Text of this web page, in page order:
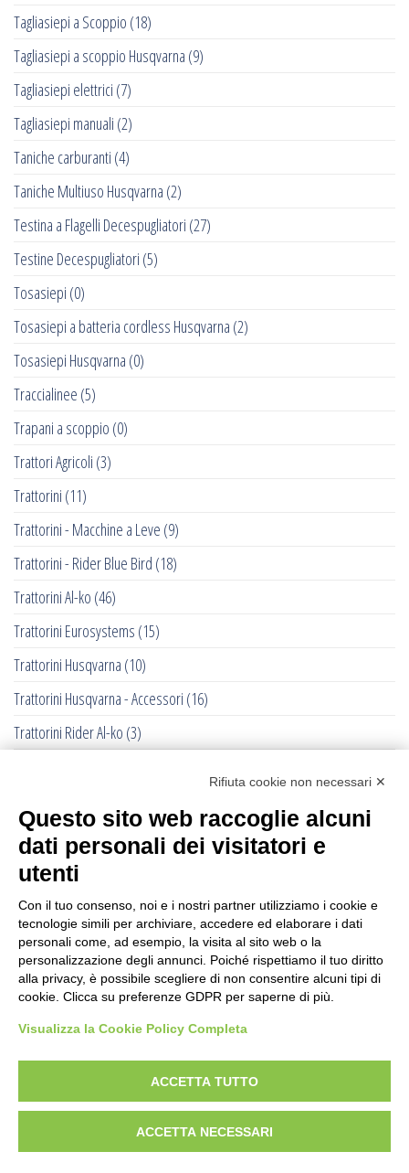
Tagliasiepi a Scoppio (18)
Tagliasiepi a scoppio Husqvarna (9)
Tagliasiepi elettrici (7)
Tagliasiepi manuali (2)
Taniche carburanti (4)
Taniche Multiuso Husqvarna (2)
Testina a Flagelli Decespugliatori (27)
Testine Decespugliatori (5)
Tosasiepi (0)
Tosasiepi a batteria cordless Husqvarna (2)
Tosasiepi Husqvarna (0)
Traccialinee (5)
Trapani a scoppio (0)
Trattori Agricoli (3)
Trattorini (11)
Trattorini - Macchine a Leve (9)
Trattorini - Rider Blue Bird (18)
Trattorini Al-ko (46)
Trattorini Eurosystems (15)
Trattorini Husqvarna (10)
Trattorini Husqvarna - Accessori (16)
Trattorini Rider Al-ko (3)
Trattorini Rider Husqvarna - Piatti di taglio
(6)
Trinciasarmenti
Trinciatutto Trattorino(7)
Troncarami manuali (3)
Troncatrici a catena diamanta (0)
Troncatrici Manuali Elettriche(2)
Turbine da neve(0)
Verricelli a scoppio(12)
Rifiuta cookie non necessari ✕
Questo sito web raccoglie alcuni
dati personali dei visitatori e
utenti
Con il tuo consenso, noi e i nostri partner utilizziamo i cookie e
tecnologie simili per archiviare, accedere ed elaborare i dati
personali come, ad esempio, la visita al sito web o la
personalizzazione degli annunci. Poiché rispettiamo il tuo diritto
alla privacy, è possibile scegliere di non consentire alcuni tipi di
cookie. Clicca su preferenze GDPR per saperne di più.
Visualizza la Cookie Policy Completa
ACCETTA TUTTO
ACCETTA NECESSARI